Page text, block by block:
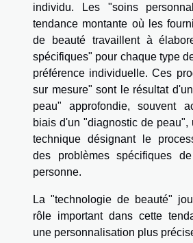
individu. Les "soins
tendance montante où les
de beauté travaillent à
spécifiques" pour chaque type
préférence individuelle. Ces
sur mesure" sont le résultat
peau" approfondie, souvent
biais d'un "diagnostic de peau",
technique désignant le
des problèmes spécifiques
personne.
La "technologie de beauté"
rôle important dans cette
une personnalisation plus